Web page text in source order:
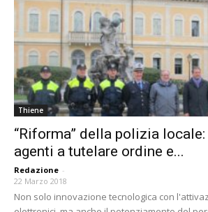
Thiene
“Riforma” della polizia
agenti a tutelare ordine e...
Redazione -
22 Marzo 2018
Non solo innovazione tecnologica con